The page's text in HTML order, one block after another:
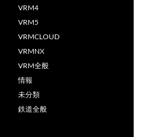
VRM4
VRM5
VRMCLOUD
VRMNX
VRM全般
情報
未分類
鉄道全般